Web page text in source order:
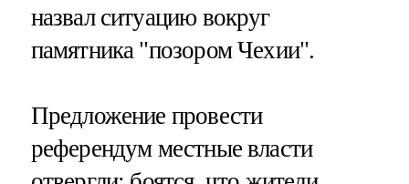
назвал ситуацию вокруг
памятника "позором Чехии".
Предложение провести
референдум местные власти